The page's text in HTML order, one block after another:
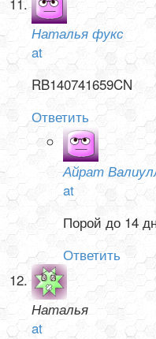
Наталья фукс
at
RB140741659CN
Ответить
Айрат
at
Порой до 14
Ответить
Наталья
at